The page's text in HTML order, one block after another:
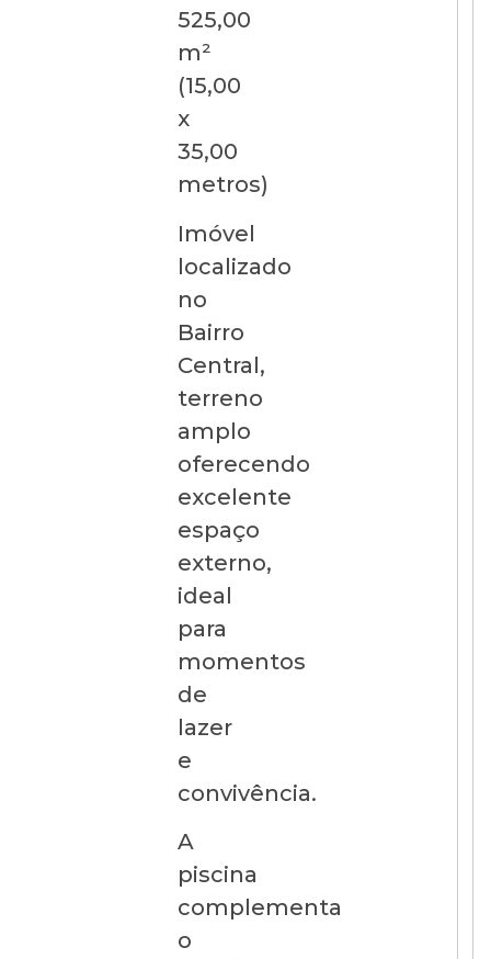
525,00
m²
(15,00
x
35,00
metros)
Imóvel
localizado
no
Bairro
Central,
terreno
amplo
oferecendo
excelente
espaço
externo,
ideal
para
momentos
de
lazer
e
convivência.
A
piscina
complementa
o